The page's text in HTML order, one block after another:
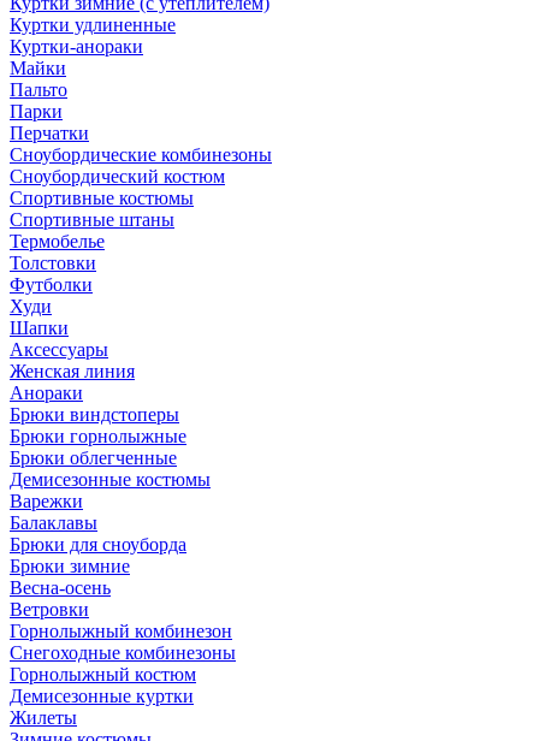
Куртки удлиненные
Куртки-анораки
Майки
Пальто
Парки
Перчатки
Сноубордические комбинезоны
Сноубордический костюм
Спортивные костюмы
Спортивные штаны
Термобелье
Толстовки
Футболки
Худи
Шапки
Аксессуары
Женская линия
Анораки
Брюки виндстоперы
Брюки горнолыжные
Брюки облегченные
Демисезонные костюмы
Варежки
Балаклавы
Брюки для сноуборда
Брюки зимние
Весна-осень
Ветровки
Горнолыжный комбинезон
Снегоходные комбинезоны
Горнолыжный костюм
Демисезонные куртки
Жилеты